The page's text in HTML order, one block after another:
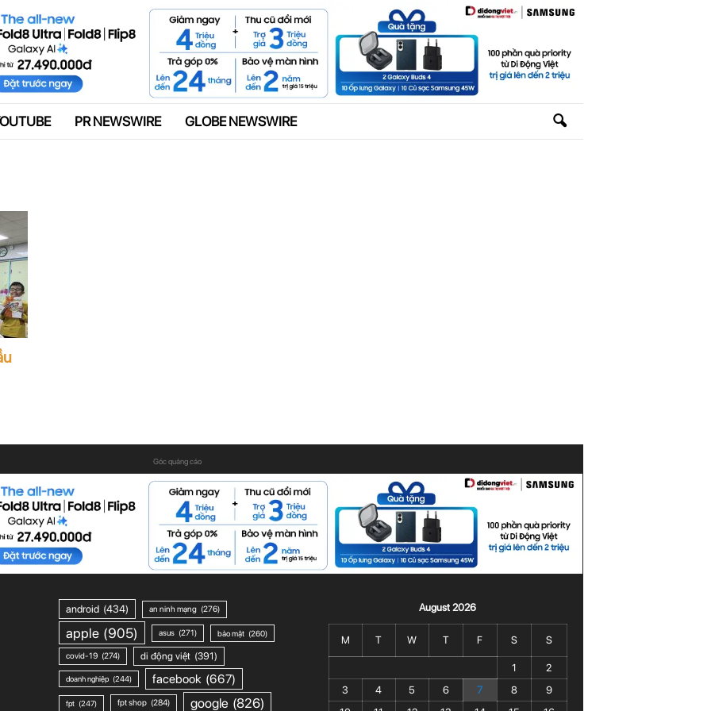
Quảng cáo
PR NEWSWIRE GLOBE NEWSWIRE
Góc quảng cáo
android (434) an ninh mạng (276)
apple (905) asus (271) bảo mật (260)
covid-19 (274) di động việt (391)
doanh nghiệp (244) facebook (667)
fpt (247) fpt shop (284) google (826)
August 2026
M T W T F S S
1
2
3
4 5 6 7 8
9